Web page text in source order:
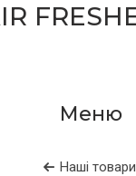
Наші товари